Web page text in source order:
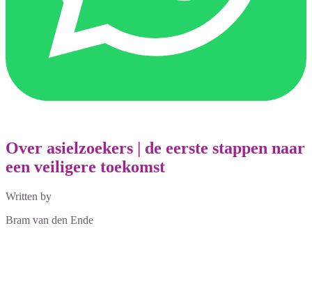
Over asielzoekers | de eerste stappen naar
een veiligere toekomst
Written by
Bram van den Ende